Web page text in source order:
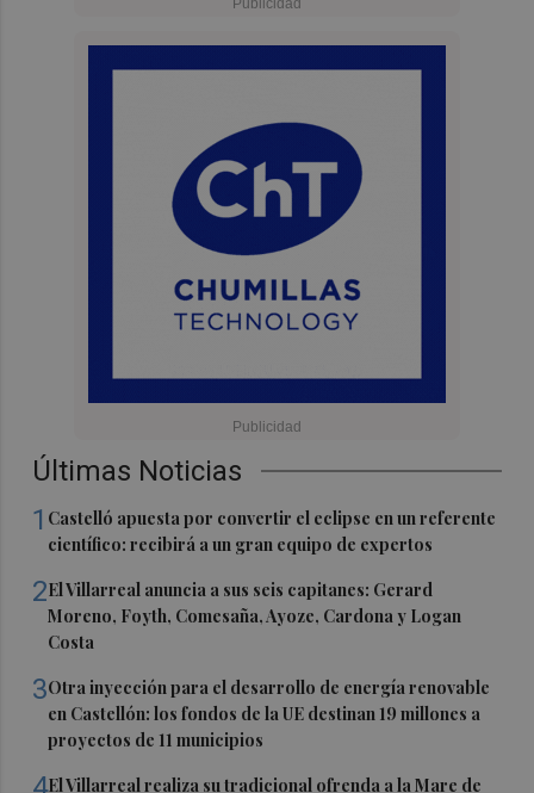
Últimas Noticias
1 Castelló apuesta por convertir el eclipse en un referente
científico: recibirá a un gran equipo de expertos
2El Villarreal anuncia a sus seis capitanes: Gerard
Moreno, Foyth, Comesaña, Ayoze, Cardona y Logan
Costa
3Otra inyección para el desarrollo de energía renovable
en Castellón: los fondos de la UE destinan 19 millones a
proyectos de 11 municipios
El Villarreal realiza su tradicional ofrenda a la Mare de